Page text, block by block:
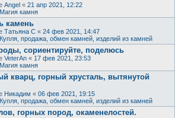
Angel « 21 апр 2021, 12:22
Магия камня
камень
Татьяна С « 24 фев 2021, 14:47
Купля, продажа, обмен камней, изделий из камней
сориентируйте, поделюсь
VeterAn « 17 фев 2021, 23:53
Магия камня
кварц, горный хрусталь, вытянутой
Никадим « 06 фев 2021, 19:15
Купля, продажа, обмен камней, изделий из камней
горных пород, окаменелостей.